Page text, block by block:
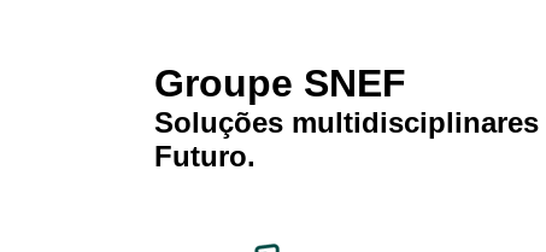
Groupe SNEF
Soluções multidisciplinares
Futuro.